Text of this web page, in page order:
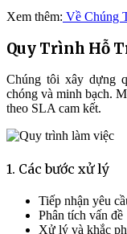
Xem thêm: Về Chúng
Quy Trình Hỗ
Chúng tôi xây dựng
chóng và minh bạch.
theo SLA cam kết.
1. Các bước xử lý
Tiếp nhận yêu
Phân tích vấn đề
Xử lý và khắc